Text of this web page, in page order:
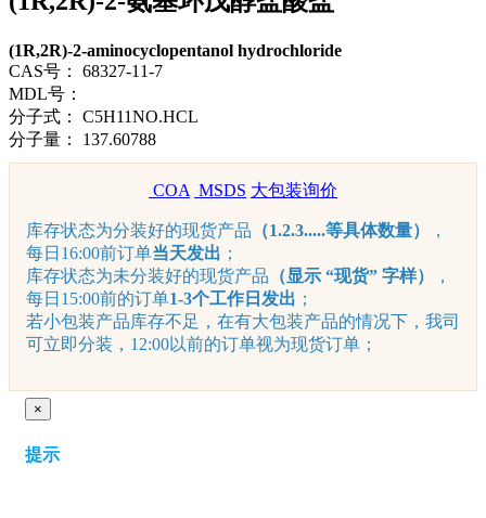
(1R,2R)-2-aminocyclopentanol hydrochloride
CAS号：
68327-11-7
MDL号：
分子式：
C5H11NO.HCL
分子量：
137.60788
COA MSDS 大包装询价
库存状态为分装好的现货产品 （1.2.3.....等具体数量）
，
每日16:00前订单当天发出 ；
库存状态为未分装好的现货产品 （显示 “现货” 字样）
，
每日15:00前的订单1-3个工作日发出 ；
若小包装产品库存不足，在有大包装产品的情况下，我司
可立即分装，12:00以前的订单视为现货订单；
×
提示